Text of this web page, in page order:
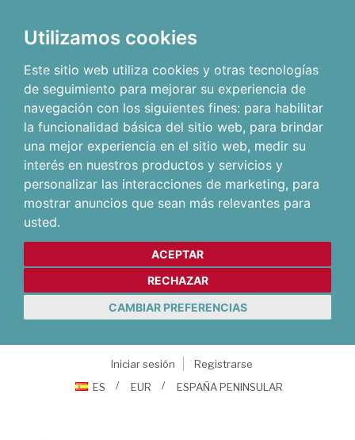
Utilizamos cookies
Este sitio web utiliza cookies y otras tecnologías
de seguimiento para mejorar su experiencia de
navegación con los siguientes fines: para habilitar
la funcionalidad básica del sitio web, para brindar
una mejor experiencia en el sitio web, medir su
interés en nuestros productos y servicios y
personalizar las interacciones de marketing, para
mostrar anuncios que sean más relevantes para
usted.
ACEPTAR
RECHAZAR
CAMBIAR PREFERENCIAS
Iniciar sesión
Registrarse
ES
EUR ESPAÑA PENINSULAR